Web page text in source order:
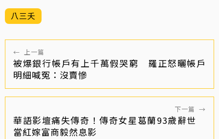
八三夭
← 上一篇
被爆銀行帳戶有上千萬假哭窮 羅正怒曬帳戶
明細喊冤：沒賣慘
下一篇 →
華語影壇痛失傳奇！傳奇女星葛蘭93歲辭世
當紅嫁富商毅然息影